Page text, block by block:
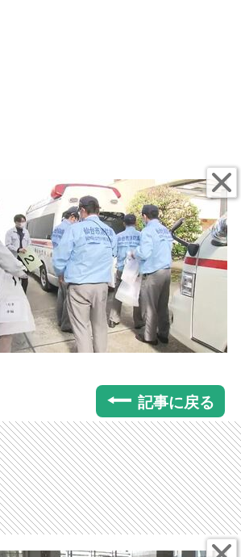
記事に戻る